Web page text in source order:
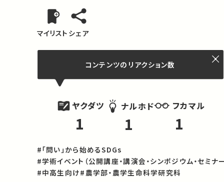
マイリスト シェア
コンテンツの リアクション数
ヤクダツ
1
ナルホド
1
フカマル
1
#「問い」から始めるSDGs
#学術イベント（公開講座・講演会・シンポジウム・セミナ
#中高生向け#農学部・農学生命科学研究科